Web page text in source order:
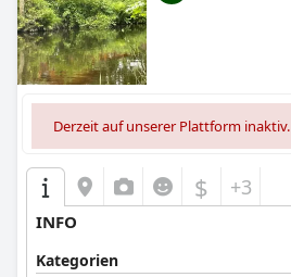
Derzeit auf unserer Plattform inaktiv.
$ +3
INFO
Kategorien